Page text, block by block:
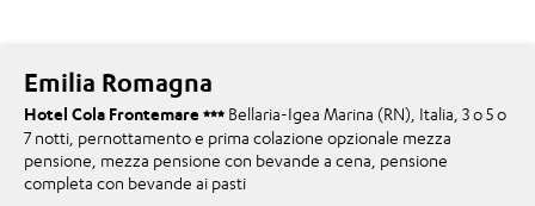
Emilia Romagna
Hotel Cola Frontemare
Bellaria-Igea Marina (RN), Italia, 3 o 5 o
7 notti, pernottamento e prima colazione opzionale mezza
pensione, mezza pensione con bevande a cena, pensione
completa con bevande ai pasti